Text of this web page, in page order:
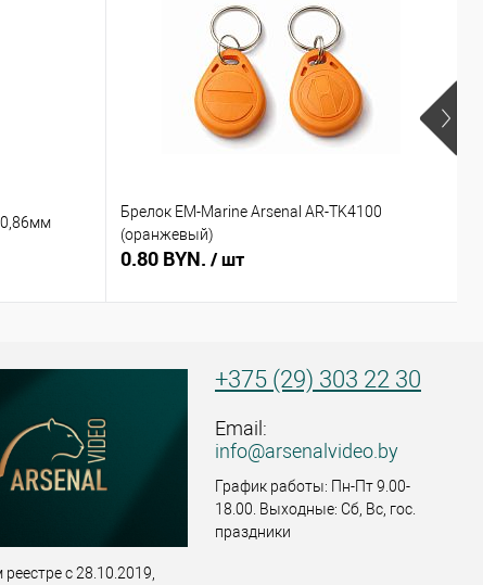
0,86мм
Брелок EM-Marine Arsenal AR-TK4100
(оранжевый)
0.80 BYN. / шт
с 28.10.2019,
+375 (29) 303 22 30
Email:
info@arsenalvideo.by
График работы: Пн-Пт 9.00-
18.00. Выходные: Сб, Вс, гос.
праздники